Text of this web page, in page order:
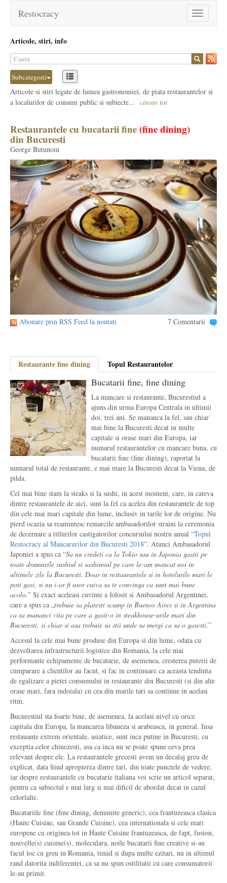
Toggle
navigation
Restocracy
Articole, stiri, info
Subcategorii
Articole si stiri legate de lumea gastronomiei, de piata restaurantelor si
a localurilor de consum public si subiecte... citeste tot
Restaurantele cu bucatarii fine (fine dining)
din Bucuresti
George Butunoiu
Abonare prin RSS Feed la noutati 7 Comentarii
Restaurante fine dining Topul Restaurantelor
Bucatarii fine, fine dining
La mancare si restaurante, Bucurestiul a
ajuns din urma Europa Centrala in ultimii
doi, trei ani. Se mananca la fel, sau chiar
mai bine la Bucuresti decat in multe
capitale si orase mari din Europa, iar
numarul restaurantelor cu mancare buna, cu
bucatarii fine (fine dining), raportat la
numarul total de restaurante, e mai mare la Bucuresti decat la Viena, de
pilda.
Cel mai bine stam la steaks si la sushi, in acest moment, care, in cateva
dintre restaurantele de aici, sunt la fel ca acelea din restaurantele de top
din cele mai mari capitale din lume, inclusiv in tarile lor de origine. Nu
pierd ocazia sa reamintesc remarcile ambasadorilor straini la ceremonia
de decernare a titlurilor castigatorilor concursului nostru anual “Topul
Restocracy al Mancarurilor din Bucuresti 2018”. Atunci Ambasadorul
Japoniei a spus ca “Sa nu credeti ca la Tokio sau in Japonia gasiti pe
toate drumurile sushiul si sashimiul pe care le-am mancat noi in
ultimele zile la Bucuresti. Doar in restaurantele si in hotelurile mari le
poti gasi, si nu i-ar fi usor cuiva sa te convinga ca sunt mai bune
acolo.” Si exact aceleasi cuvinte a folosit si Ambasadorul Argentinei,
care a spus ca „trebuie sa platesti scump in Buenos Aires si in Argentina
ca sa mananci vita pe care a gasit-o in steakhouse-urile mari din
Bucuresti, si chiar si asa trebuie sa stii unde sa mergi ca sa o gasesti.”
Accesul la cele mai bune produse din Europa si din lume, odata cu
dezvoltarea infrastructurii logistice din Romania, la cele mai
performante echipamente de bucatarie, de asemenea, cresterea puterii de
cumparare a clientilor au facut, si fac in continuare ca aceasta tendinta
de egalizare a pietei consumului in restaurante din Bucuresti (si din alte
orase mari, fara indoiala) cu cea din marile tari sa continue in acelasi
ritm.
Bucurestiul sta foarte bine, de asemenea, la acelasi nivel cu orice
capitala din Europa, la mancarea libaneza si arabeasca, in general. Insa
restauante extrem orientale, asiatice, sunt inca putine in Bucuresti, cu
exceptia celor chinezesti, asa ca inca nu se poate spune ceva prea
relevant despre ele. La restaurantele grecesti avem un decalaj greu de
explicat, data fiind apropierea dintre tari, din toate punctele de vedere,
iar despre restaurantele cu bucatarie italiana voi scrie un articol separat,
pentru ca subiectul e mai larg si mai dificil de abordat decat in cazul
celorlalte.
Bucatariile fine (fine dining, denumite generic), cea frantuzeasca clasica
(Haute Cuisine, sau Grande Cuisine), cea internationala si cele mari
europene cu originea tot in Haute Cuisine frantuzeasca, de fapt, fusion,
nouvelle(s) cuisine(s), moleculara, noile bucatarii fine creative si-au
facul loc cu greu in Romania, timid si dupa multe ezitari, nu in ultimul
rand datorita indiferentei, ca sa nu spun ostilitatii cu care consumatorii
le-au primit.